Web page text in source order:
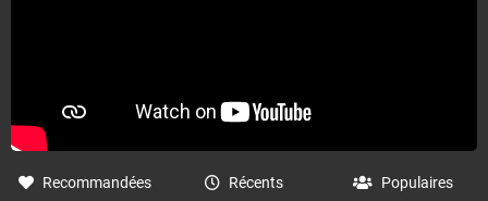
Recommandées Récents Populaires